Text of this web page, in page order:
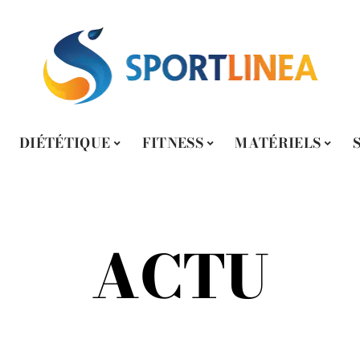
DIÉTÉTIQUE FITNESS MATÉRIELS
ACTU